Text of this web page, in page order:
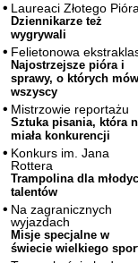
Laureaci Złotego
Dziennikarze też
wygrywali
Felietonowa
Najostrzejsze pióra i
sprawy, o których
wszyscy
Mistrzowie reportażu
Sztuka pisania, która
miała konkurencji
Konkurs im. Jana
Rottera
Trampolina dla
talentów
Na zagranicznych
wyjazdach
Misje specjalne w
świecie wielkiego